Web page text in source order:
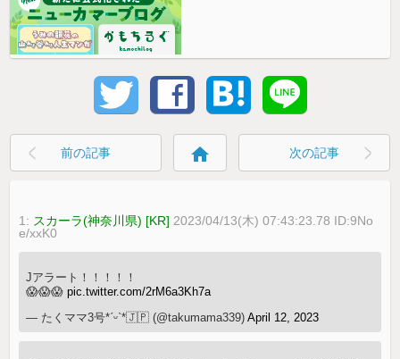
前の記事 home 次の記事
1: スカーラ(神奈川県) [KR] 2023/04/13(木) 07:43:23.78 ID:9No
e/xxK0
Jアラート！！！！！
😱😱😱pic.twitter.com/2rM6a3Kh7a
— たくママ3号*ˊᵕˋ*🇯🇵 (@takumama339)April 12, 2023